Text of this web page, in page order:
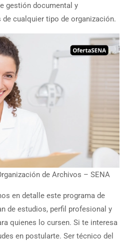
gestión documental y
cualquier tipo de organización.
de Archivos – SENA
en detalle este programa de
de estudios, perfil profesional y
quienes lo cursen. Si te interesa
en postularte. Ser técnico del